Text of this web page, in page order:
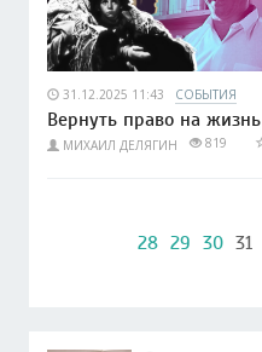
31.12.2025 11:43 СОБЫТИЯ
Вернуть право на жизнь
МИХАИЛ ДЕЛЯГИН 819
28 29 30 31